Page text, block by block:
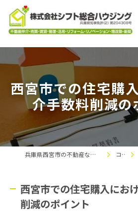
西宮市での住宅購
介手数料削減の
兵庫県西宮市の不動産なら株式会社シフト総合ハウジング コラム
西宮市での住宅購入にお
削減のポイント